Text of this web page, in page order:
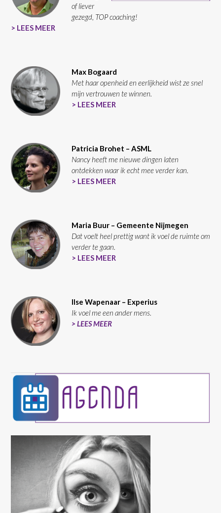
of liever
gezegd, TOP coaching!
> LEES MEER
Max Bogaard
Met haar openheid en eerlijkheid wist ze snel
mijn vertrouwen te winnen.
> LEES MEER
Patricia Brohet – ASML
Nancy heeft me nieuwe dingen laten
ontdekken waar ik echt mee verder kan.
> LEES MEER
Maria Buur – Gemeente Nijmegen
Dat voelt heel prettig want ik voel de ruimte om
verder te gaan.
> LEES MEER
Ilse Wapenaar – Experius
Ik voel me een ander mens.
> LEES MEER